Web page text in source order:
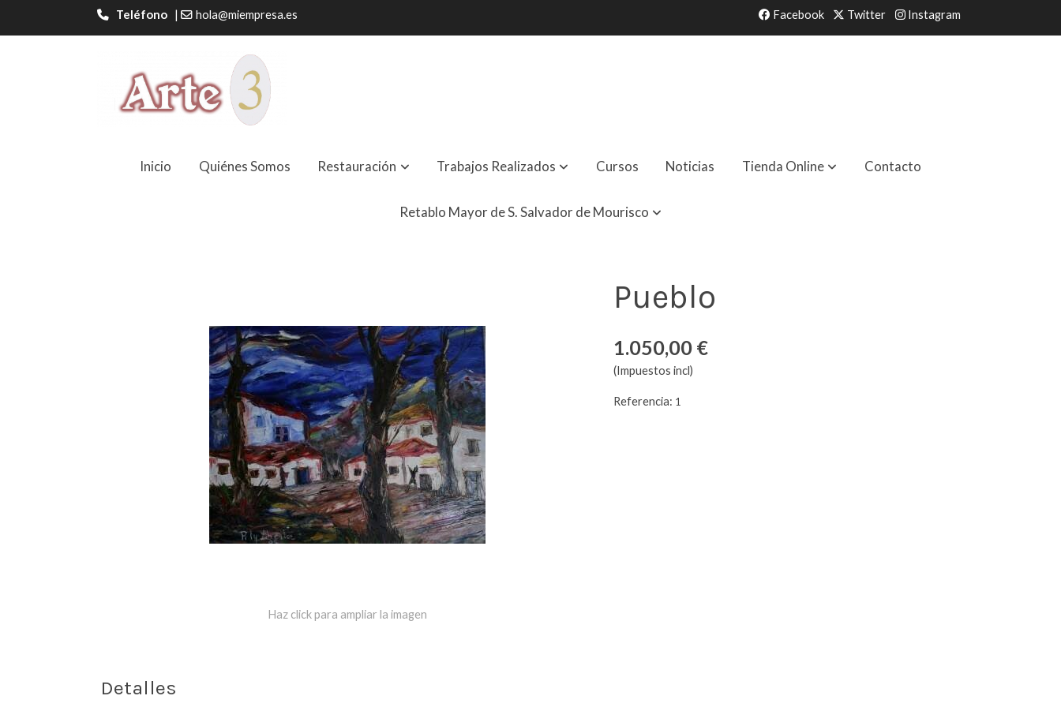
Teléfono| hola@miempresa.es Facebook Twitter Instagram
Inicio Quiénes Somos Restauración Trabajos Realizados Cursos Noticias Tienda Online Contacto
Retablo Mayor de S. Salvador de Mourisco
Haz click para ampliar la imagen
Detalles
Pueblo
1.050,00 €
(Impuestos incl)
Referencia: 1